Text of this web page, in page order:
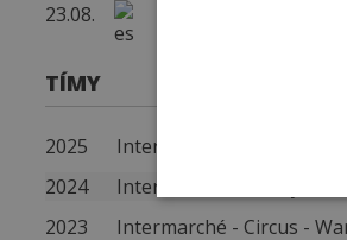
23.08.
TÍMY
2025
Intermarché - Wanty
2024
Intermarché - Wanty
2023
Intermarché - Circus -